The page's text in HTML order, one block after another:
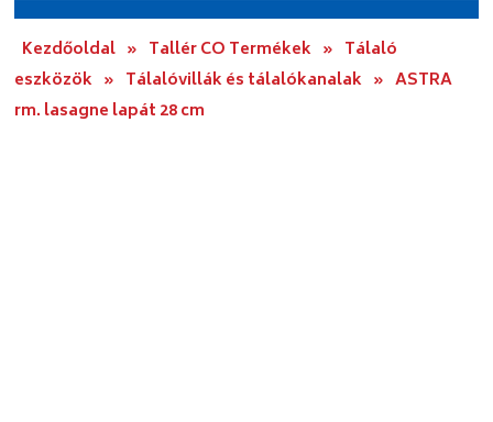
Kezdőoldal » Tallér CO Termékek » Tálaló
eszközök » Tálalóvillák és tálalókanalak » ASTRA
rm. lasagne lapát 28 cm